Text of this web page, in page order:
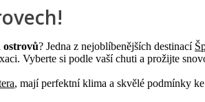
ostrovů? Jedna z nejoblíbenějších destinací
Vyberte si podle vaší chuti a prožijte
, mají perfektní klima a skvělé podmínky